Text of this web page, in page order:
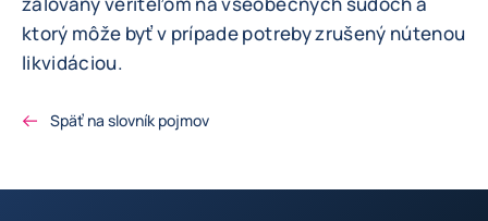
ktorý môže byť v prípade potreby zrušený nútenou
likvidáciou.
Späť na slovník pojmov